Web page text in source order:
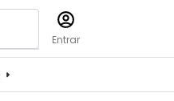
Entrar